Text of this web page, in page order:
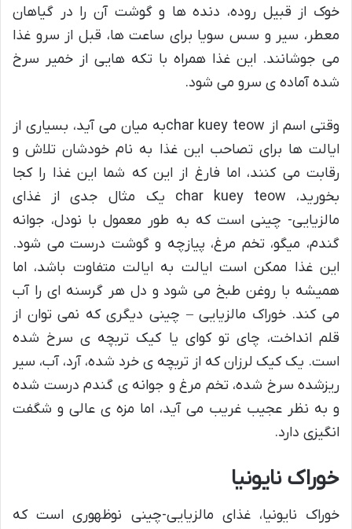
خوک از قبیل روده، دنده ها و گوشت آن را در گیاهان
معطر، سیر و سس سویا برای ساعت ها، قبل از سرو غذا
می جوشانند. این غذا همراه با تکه هایی از خمیر سرخ
شده آماده ی سرو می شود.
وقتی اسم از char kuey teowبه میان می آید، بسیاری از
ایالت ها برای تصاحب این غذا به نام خودشان تلاش و
رقابت می کنند، اما فارغ از این که شما این غذا را کجا
بخورید، char kuey teow یک مثال جدی از غذای
مالزیایی- چینی است که به طور معمول با نودل، جوانه
گندم، میگو، تخم مرغ، پیازچه و گوشت درست می شود.
این غذا ممکن است ایالت به ایالت متفاوت باشد، اما
همیشه با روغن طبخ می شود و دل هر گرسنه ای را آب
می کند. خوراک مالزیایی – چینی دیگری که نمی توان از
قلم انداخت، چای تو کوای یا کیک تربچه ی سرخ شده
است. یک کیک لرزان که از تربچه ی خرد شده، آرد، آب، سیر
ریزشده سرخ شده، تخم مرغ و جوانه ی گندم درست شده
و به نظر عجیب غریب می آید، اما مزه ی عالی و شگفت
انگیزی دارد.
خوراک نایونیا
خوراک نایونیا، غذای مالزیایی-چینی نوظهوری است که